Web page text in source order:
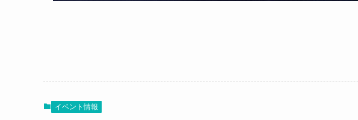
イベント情報